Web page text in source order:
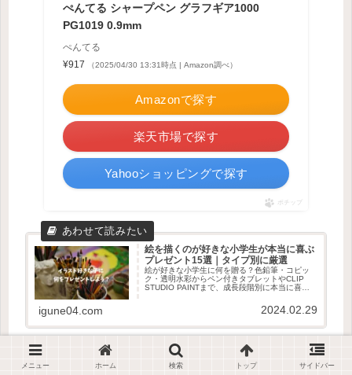
ぺんてる シャープペン グラフギア1000
PG1019 0.9mm
ぺんてる
¥917
（2025/04/30 13:31時点 | Amazon調べ）
Amazonで探す
楽天市場で探す
Yahooショッピングで探す
ポチップ
絵を描くのが好きな小学生が本当に喜ぶ
プレゼント15選｜タイプ別に厳選
絵が好きな小学生に何を贈る？色鉛筆・コピッ
ク・透明水彩からペン付きタブレットやCLIP
STUDIO PAINTまで、成長段階別に本当に喜ば
igune04.com 2024.02.29
メニュー ホーム 検索 トップ サイドバー